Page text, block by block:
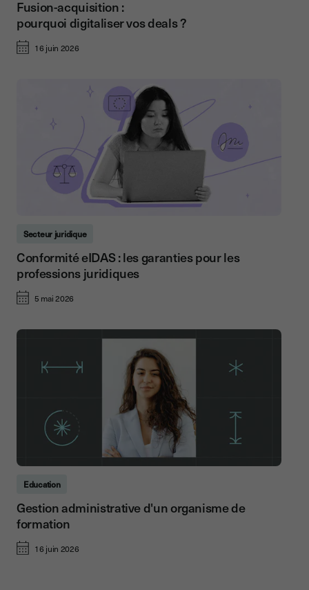
Fusion-acquisition :
pourquoi digitaliser vos deals ?
16 juin 2026
Secteur juridique
Conformité eIDAS : les garanties pour les
professions juridiques
5 mai 2026
Education
Gestion administrative d'un organisme de
formation
16 juin 2026